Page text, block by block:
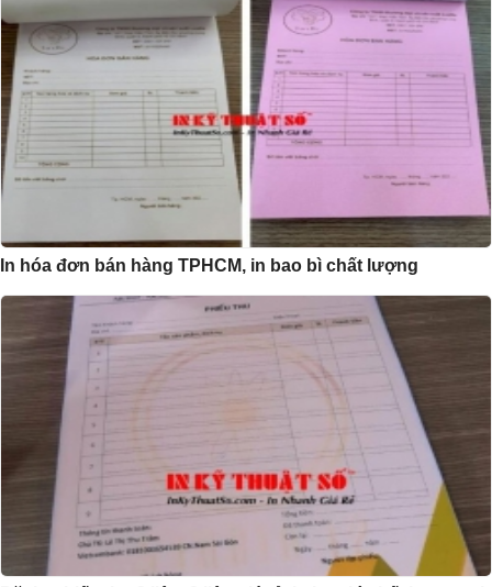
In hóa đơn bán hàng TPHCM, in bao bì chất lượng